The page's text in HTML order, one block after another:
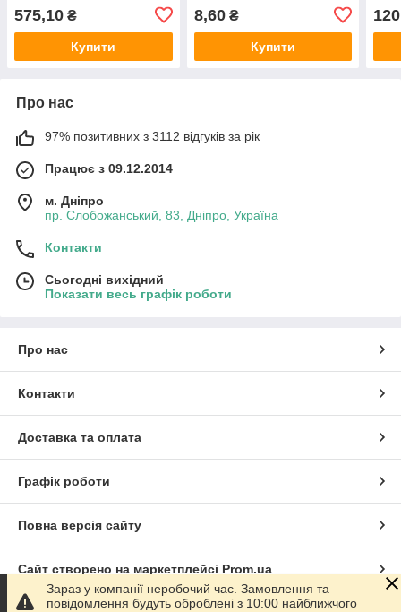
575,10 ₴
Купити
8,60₴
Купити
Про нас
97% позитивних з 3112 відгуків за рік
Працює з 09.12.2014
м. Дніпро
пр. Слобожанський, 83, Дніпро, Україна
Контакти
Сьогодні вихідний
Показати весь графік роботи
Про нас
Контакти
Доставка та оплата
Графік роботи
Повна версія сайту
Сайт створено на маркетплейсі Prom.ua
Зараз у компанії неробочий час. Замовлення та
повідомлення будуть оброблені з 10:00 найближчого